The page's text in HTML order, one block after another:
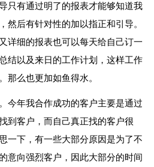
只有通过明了的报表才能够知道我
然后有针对性的加以指正和引导。
详细的报表也可以每天给自己订一
结以及来日的工作计划，这样工作
那么也更加如鱼得水。
今年我合作成功的客户主要是通过
到客户，而自己真正找的客户很
一下，有一些大部分原因是为了不
意向强烈客户，因此大部分的时间